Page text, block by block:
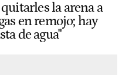
la arena a
en remojo; hay
de agua"